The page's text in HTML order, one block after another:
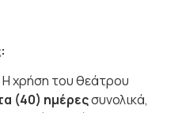
Η χρήση του θεάτρου
(40) ημέρεςσυνολικά,